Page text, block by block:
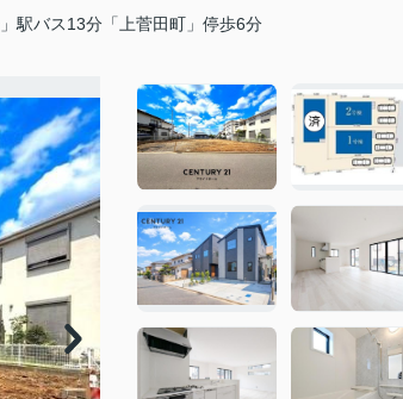
駅バス13分「上菅田町」停歩6分